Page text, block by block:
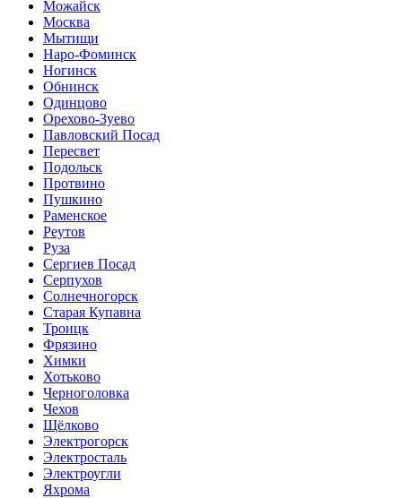
Можайск
Москва
Мытищи
Наро-Фоминск
Ногинск
Обнинск
Одинцово
Орехово-Зуево
Павловский Посад
Пересвет
Подольск
Протвино
Пушкино
Раменское
Реутов
Руза
Сергиев Посад
Серпухов
Солнечногорск
Старая Купавна
Троицк
Фрязино
Химки
Хотьково
Черноголовка
Чехов
Щёлково
Электрогорск
Электросталь
Электроугли
Яхрома